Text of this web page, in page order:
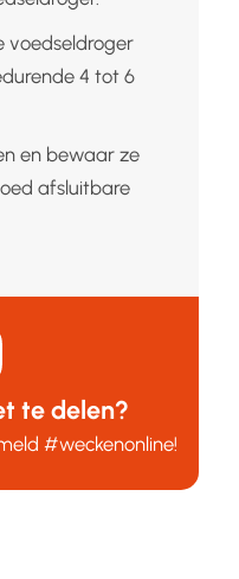
voedseldroger
4 tot 6
en bewaar ze
afsluitbare
te delen?
#weckenonline!